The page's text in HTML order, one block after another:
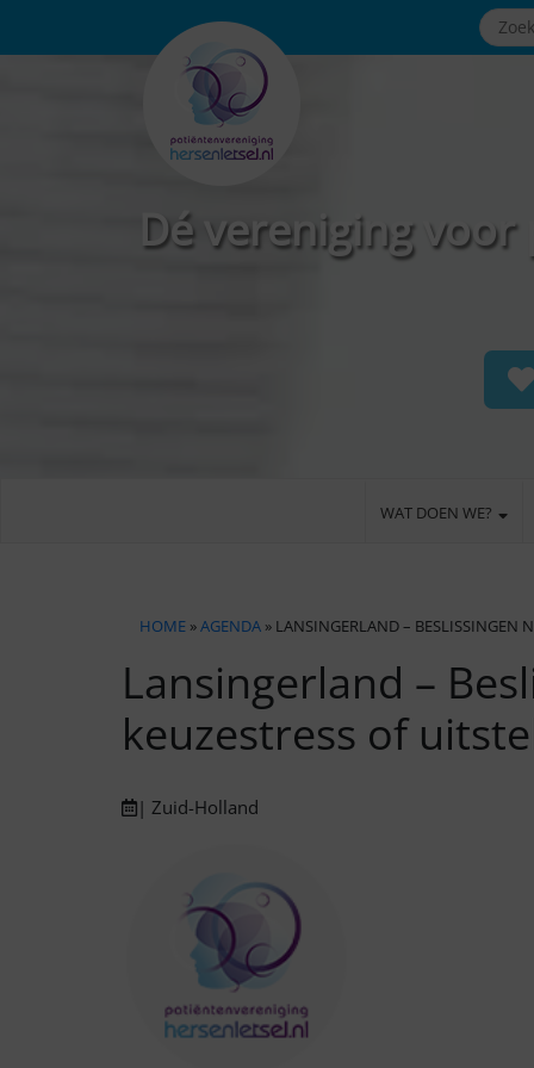
Dé vereniging
WAT DOEN WE?
HOME »AGENDA » LANSINGERLAND – BESLISSINGEN
Lansingerland –
keuzestress of
| Zuid-Holland